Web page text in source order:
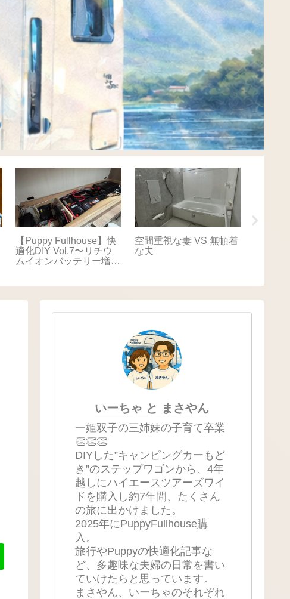
【Puppy Fullhouse】快
適化DIY Vol.7〜リチウ
ムイオンバッテリー増
空間重視な妻 VS 無頓着
な夫
いーちゃ と まさやん
一姫双子の三姉妹の子育て卒業
👏👏👏
DIYした”キャンピングカーもど
き”のステップワゴンから、4年
越しにハイエースツアーズワイ
ドを購入し約7年間、たくさん
の旅に出かけました。
2025年にPuppyFullhouse購
入。
旅行やPuppyの快適化記事な
ど、多趣味な夫婦の日常を書い
ていけたらと思っています。
まさやん、いーちゃのそれぞれ